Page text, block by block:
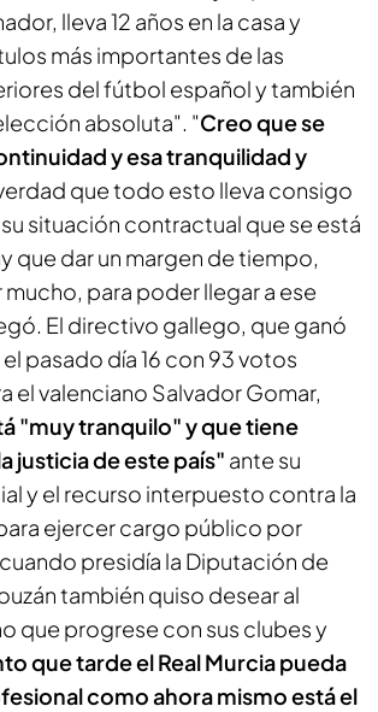
lleva 12 años en la casa y
más importantes de las
del fútbol español y también
absoluta". "Creo que se
y esa tranquilidad y
que todo esto lleva consigo
situación contractual que se está
que dar un margen de tiempo,
mucho, para poder llegar a ese
El directivo gallego, que ganó
pasado día 16 con 93 votos
el valenciano Salvador Gomar,
"muy tranquilo" y que tiene
justicia de este país" ante su
y el recurso interpuesto contra la
ejercer cargo público por
presidía la Diputación de
también quiso desear al
que progrese con sus clubes y
que tarde el Real Murcia pueda
como ahora mismo está el